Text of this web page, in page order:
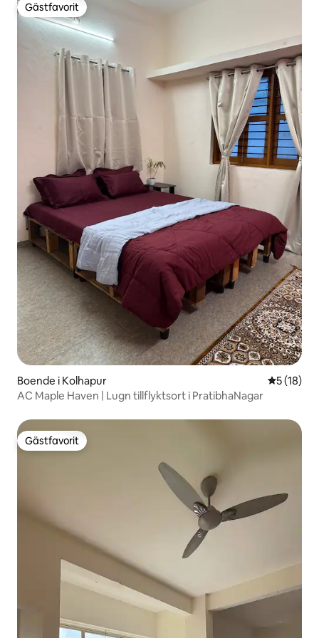
Gästfavorit
Gästfavorit
Boende i Kolhapur 5 av 5 i
5 (18)
AC Maple Haven | Lugn tillflyktsort i PratibhaNagar
Gästfavorit
Gästfavorit